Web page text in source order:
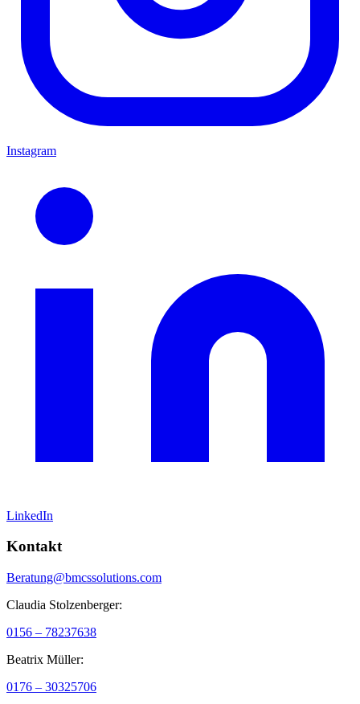
Instagram
LinkedIn
Kontakt
Beratung@bmcssolutions.com
Claudia Stolzenberger:
0156 – 78237638
Beatrix Müller:
0176 – 30325706